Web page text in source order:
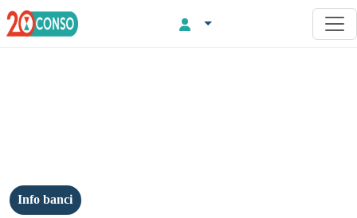
Info banci